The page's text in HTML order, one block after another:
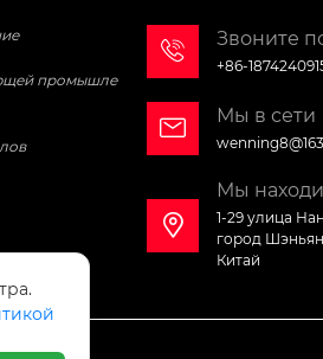
промышле
 Звоните
+86-
 Мы в сети

Мы
1-29 улица
город
Китай